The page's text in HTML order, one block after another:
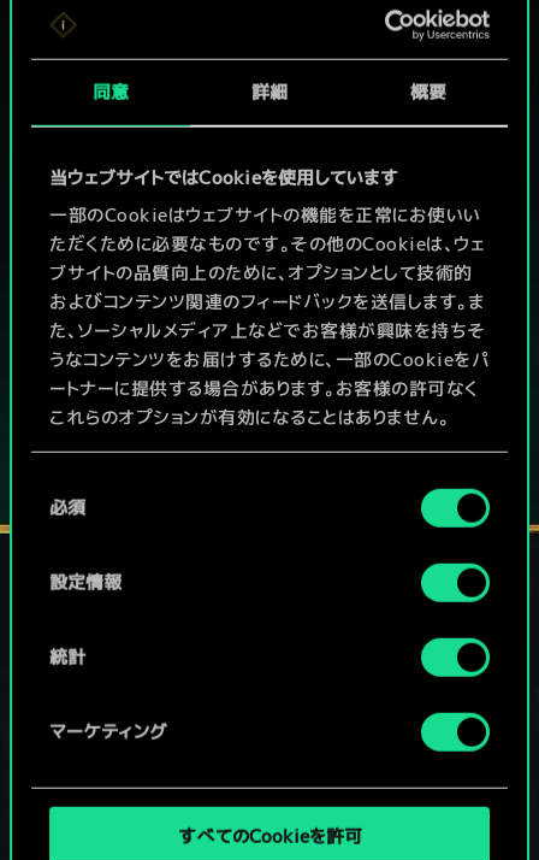
同意 詳細 概要
当ウェブサイトではCookieを使用しています
一部のCookieはウェブサイトの機能を正常にお使いい
ただくために必要なものです。その他のCookieは、ウェ
ブサイトの品質向上のために、オプションとして技術的
およびコンテンツ関連のフィードバックを送信します。ま
た、ソーシャルメディア上などでお客様が興味を持ちそ
うなコンテンツをお届けするために、一部のCookieをパ
ートナーに提供する場合があります。お客様の許可なく
これらのオプションが有効になることはありません。
詳細は、下記の「設定」メニューでご確認ください。
必須
設定情報
統計
マーケティング
すべてのCookieを許可
か？
PCで無料プレイ！
本作はアイテム課金型の基本無料ゲームです
その他対応機種：
ソーシャルメディア